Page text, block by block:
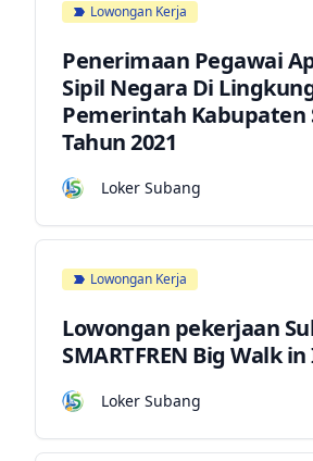
Lowongan Kerja
Penerimaan Pegawai
Sipil Negara Di
Pemerintah Kabupaten
Tahun 2021
Loker Subang
Lowongan Kerja
Lowongan pekerjaan
SMARTFREN Big Walk
Loker Subang